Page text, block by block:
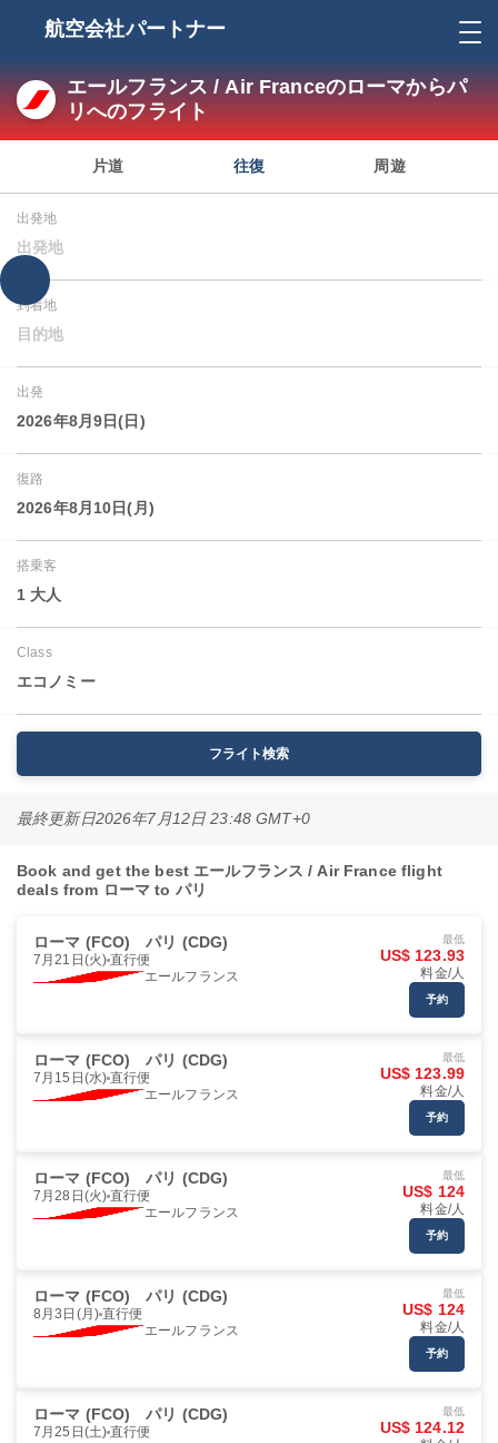
航空会社パートナー
エールフランス / Air Franceのローマからパ
リへのフライト
片道 往復 周遊
出発地
出発地
到着地
目的地
出発
2026年8月9日(日)
復路
2026年8月10日(月)
搭乗客
1 大人
Class
エコノミー
フライト検索
最終更新日2026年7月12日 23:48 GMT+0
Book and get the best エールフランス / Air France flight
deals from ローマ to パリ
ローマ (FCO) パリ (CDG)
7月21日(火) 直行便
エールフランス
最低
US$ 123.93
料金/人
予約
ローマ (FCO) パリ (CDG)
7月15日(水) 直行便
エールフランス
最低
US$ 123.99
料金/人
予約
ローマ (FCO) パリ (CDG)
7月28日(火) 直行便
エールフランス
最低
US$ 124
料金/人
予約
ローマ (FCO) パリ (CDG)
8月3日(月) 直行便
エールフランス
最低
US$ 124
料金/人
予約
ローマ (FCO) パリ (CDG)
7月25日(土) 直行便
最低
US$ 124.12